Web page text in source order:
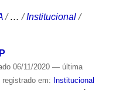
/…/Institucional /
06/11/2020 — última
em: Institucional